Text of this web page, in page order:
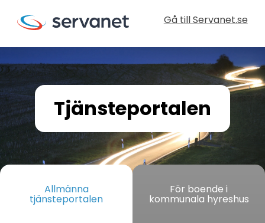
Gå till Servanet.se
Tjänsteportalen
Allmänna
tjänsteportalen
För boende i
kommunala hyreshus